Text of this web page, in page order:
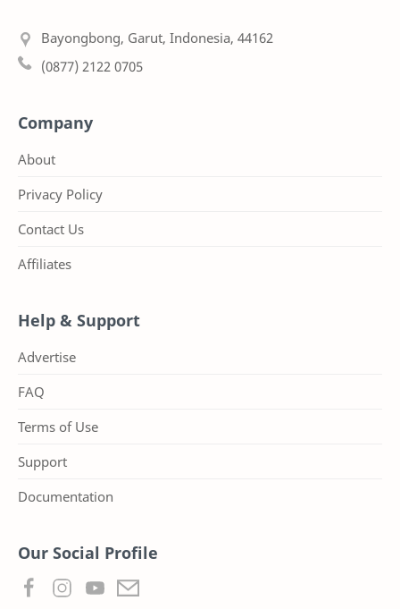
Bayongbong, Garut, Indonesia, 44162
(0877) 2122 0705
Company
About
Privacy Policy
Contact Us
Affiliates
Help & Support
Advertise
FAQ
Terms of Use
Support
Documentation
Our Social Profile